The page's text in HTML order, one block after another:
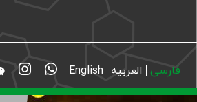
فارسی العربیه English